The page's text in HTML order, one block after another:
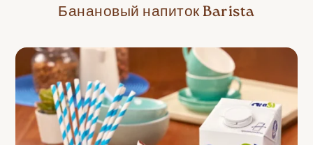
Банановый напиток Barista